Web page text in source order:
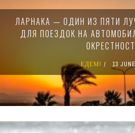
ЛАРНАКА — ОДИН ИЗ ПЯТИ
ДЛЯ ПОЕЗДОК НА
ЕДЕМ! 13